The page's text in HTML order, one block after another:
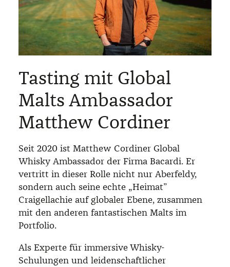
Tasting mit Global
Malts Ambassador
Matthew Cordiner
Seit 2020 ist Matthew Cordiner Global
Whisky Ambassador der Firma Bacardi. Er
vertritt in dieser Rolle nicht nur Aberfeldy,
sondern auch seine echte „Heimat”
Craigellachie auf globaler Ebene, zusammen
mit den anderen fantastischen Malts im
Portfolio.
Als Experte für immersive Whisky-
Schulungen und leidenschaftlicher